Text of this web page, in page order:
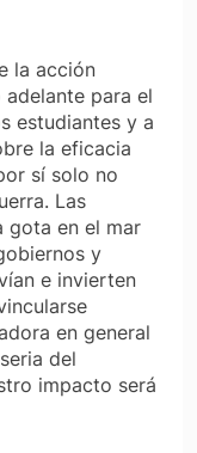
la acción
adelante para el
estudiantes y a
la eficacia
sí solo no
Las
gota en el mar
y
e invierten
en general
del
impacto será